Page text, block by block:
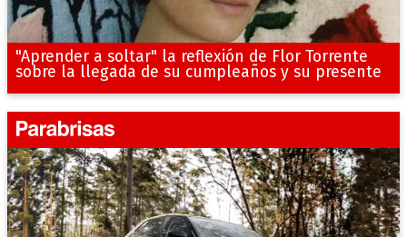
"Aprender a soltar" la reflexión de Flor Torrente
sobre la llegada de su cumpleaños y su presente